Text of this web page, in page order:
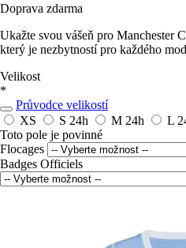
Doprava zdarma
Ukažte svou vášeň pro Manchester
který je nezbytností pro každého
Velikost
*
Průvodce velikostí
XS
S 24h M 24h L
Toto pole je povinné
Flocages
Badges Officiels